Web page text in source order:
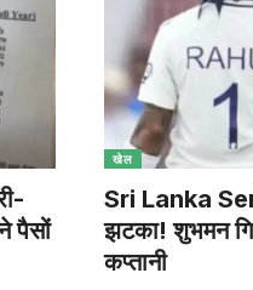
पैसों
खेल
Sri Lanka
झटका! शुभमन
कप्तानी